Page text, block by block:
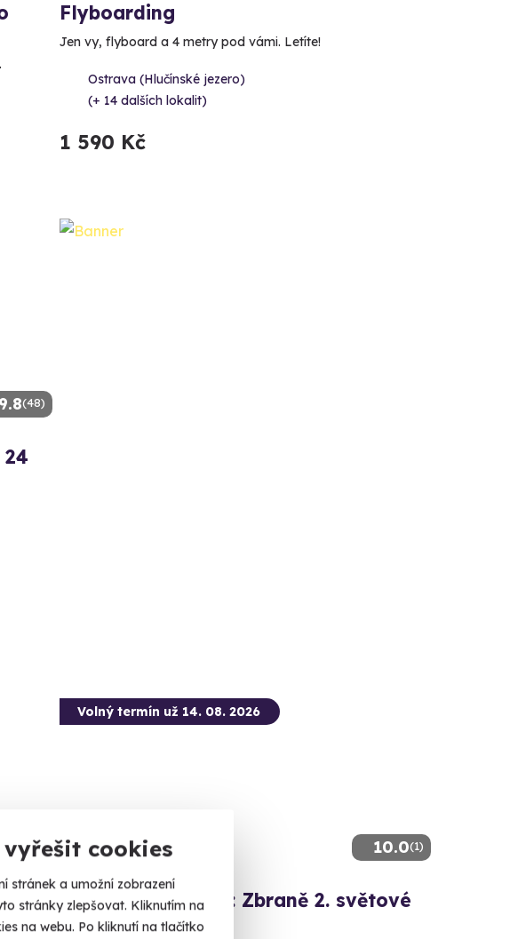
cookies
stránek a umožní zobrazení
stránky zlepšovat. Kliknutím na
na webu. Po kliknutí na tlačítko
Flyboarding
Jen vy, flyboard a 4 metry pod vámi. Letíte!
Ostrava (Hlučínské jezero)
(+ 14 dalších lokalit)
1 590 Kč
9.8(48)
9.4(74)
-
10.0(1)
Volný termín už 14. 08. 2026
Zážitková střelba: Zbraně 2. světové
války